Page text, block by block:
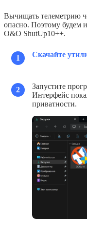
Вычищать телеметрию
опасно. Поэтому будем
O&O ShutUp10++.
1 Скачайте
2
Запустите
Интерфейс
приватности.